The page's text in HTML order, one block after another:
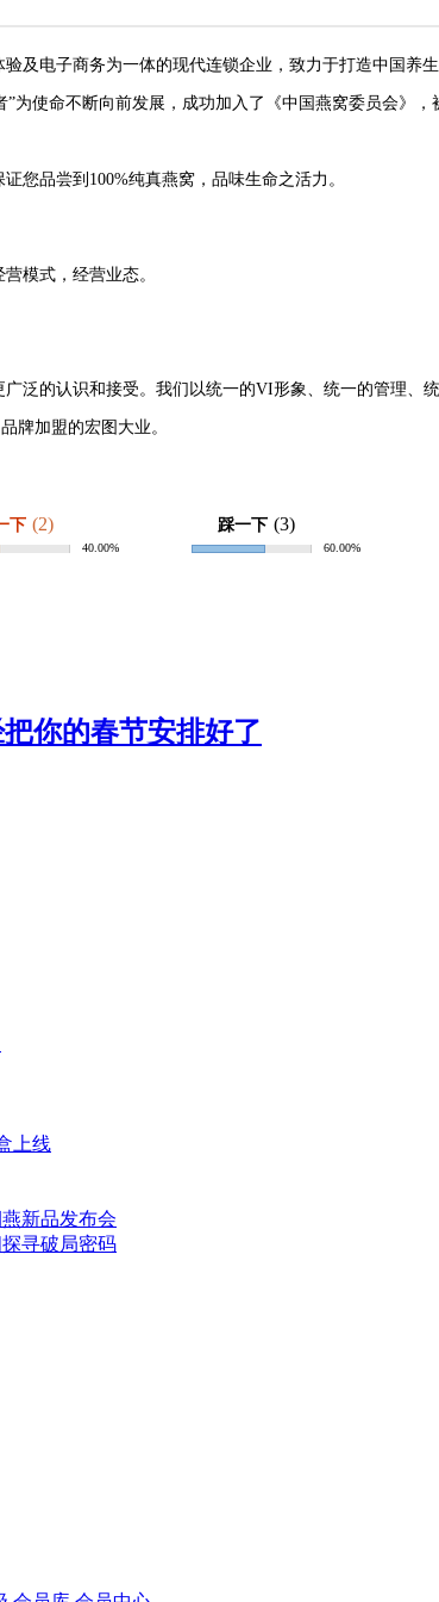
及电子商务为一体的现代连锁企业，致力于打造中国养生
使命不断向前发展，成功加入了《中国燕窝委员会》
品尝到100%纯真燕窝，品味生命之活力。
模式，经营业态。
的认识和接受。我们以统一的VI形象、统一的管理、
牌加盟的宏图大业。
下 (2)
40.00%
踩一下 (3)
60.00%
你的春节安排好了
上线
新品发布会
寻破局密码